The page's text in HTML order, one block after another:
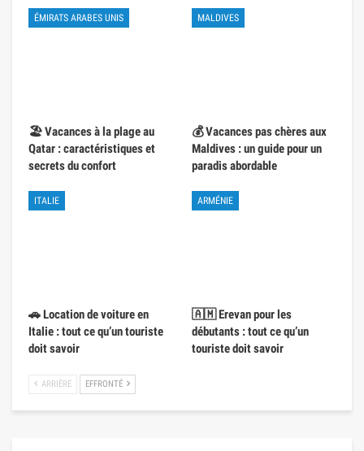
ÉMIRATS ARABES UNIS
🏖️ Vacances à la plage au
Qatar : caractéristiques et
secrets du confort
MALDIVES
💰 Vacances pas chères aux
Maldives : un guide pour un
paradis abordable
ITALIE
🚗 Location de voiture en
Italie : tout ce qu’un touriste
doit savoir
ARMÉNIE
🇦🇲 Erevan pour les
débutants : tout ce qu’un
touriste doit savoir
ARRIÈRE EFFRONTÉ